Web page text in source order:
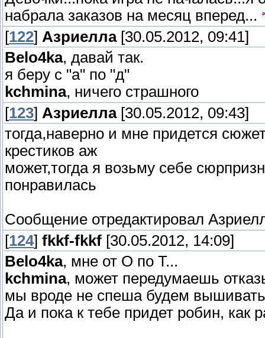
набрала заказов на месяц вперед...
[122] Азриелла[30.05.2012, 09:41]
Belo4ka, давай так.
я беру с "а" по "д"
kchmina, ничего страшного
[123] Азриелла[30.05.2012, 09:43]
тогда,наверно и мне придется
крестиков аж
может,тогда я возьму себе
понравилась
Сообщение отредактировал
[124] fkkf-fkkf [30.05.2012, 14:09]
Belo4ka, мне от О по Т...
kchmina, может передумаешь
мы вроде не спеша будем
Да и пока к тебе придет робин, как